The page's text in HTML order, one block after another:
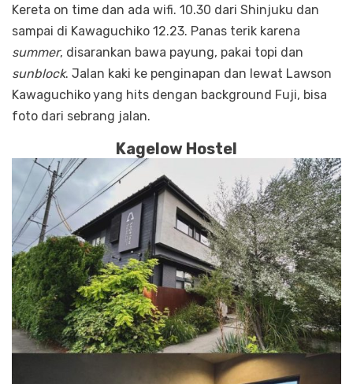
Kereta on time dan ada wifi. 10.30 dari Shinjuku dan
sampai di Kawaguchiko 12.23. Panas terik karena
summer, disarankan bawa payung, pakai topi dan
sunblock. Jalan kaki ke penginapan dan lewat Lawson
Kawaguchikoyang hits dengan background Fuji, bisa
foto dari sebrang jalan.
Kagelow Hostel